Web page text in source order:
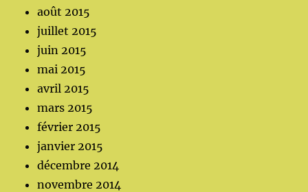
août 2015
juillet 2015
juin 2015
mai 2015
avril 2015
mars 2015
février 2015
janvier 2015
décembre 2014
novembre 2014